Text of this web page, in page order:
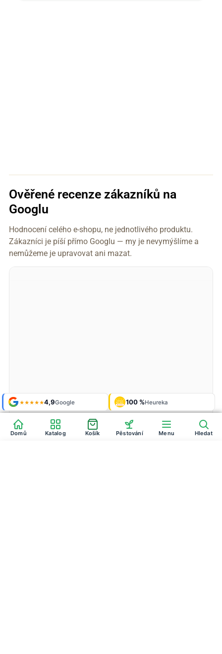
Ověřené recenze zákazníků na
Googlu
Hodnocení celého e-shopu, ne jednotlivého produktu.
Zákazníci je píší přímo Googlu — my je nevymýšlíme a
nemůžeme je upravovat ani mazat.
★★★★★4,9Google OVĚŘENO
ZÁKAZNÍKY
Heureka 100 %Heureka
Shop roku'24 + '25 Galerie925 fotek
Domů Katalog Košík Pěstování Menu Hledat